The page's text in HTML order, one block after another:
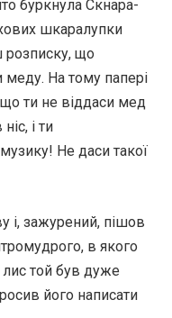
буркнула Скнара-
шкаралупки
розписку, що
меду. На тому папері
ти не віддаси мед
і ти
Не даси такої
зажурений, пішов
в якого
той був дуже
його написати